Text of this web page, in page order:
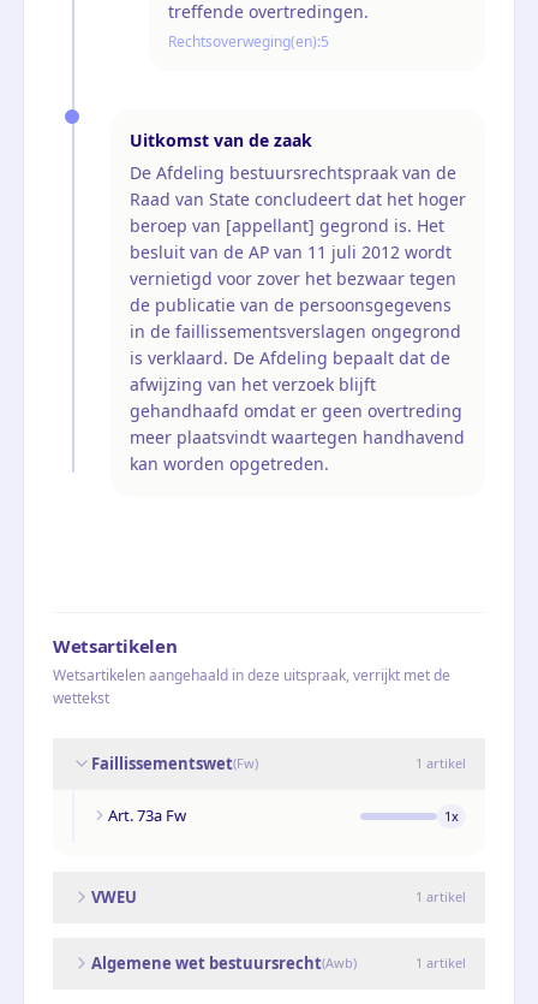
treffende overtredingen.
Rechtsoverweging(en):5
Uitkomst van de zaak
De Afdeling bestuursrechtspraak van de
Raad van State concludeert dat het hoger
beroep van [appellant] gegrond is. Het
besluit van de AP van 11 juli 2012 wordt
vernietigd voor zover het bezwaar tegen
de publicatie van de persoonsgegevens
in de faillissementsverslagen ongegrond
is verklaard. De Afdeling bepaalt dat de
afwijzing van het verzoek blijft
gehandhaafd omdat er geen overtreding
meer plaatsvindt waartegen handhavend
kan worden opgetreden.
Wetsartikelen
Wetsartikelen aangehaald in deze uitspraak, verrijkt met de
wettekst
Faillissementswet(Fw) 1 artikel
Art. 73a Fw 1x
VWEU 1 artikel
Algemene wet bestuursrecht(Awb) 1 artikel